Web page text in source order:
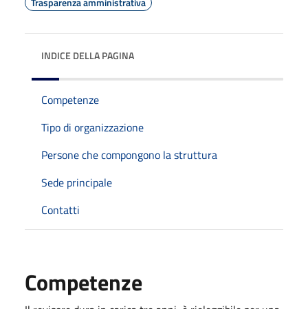
INDICE DELLA PAGINA
Competenze
Tipo di organizzazione
Persone che compongono la struttura
Sede principale
Contatti
Competenze